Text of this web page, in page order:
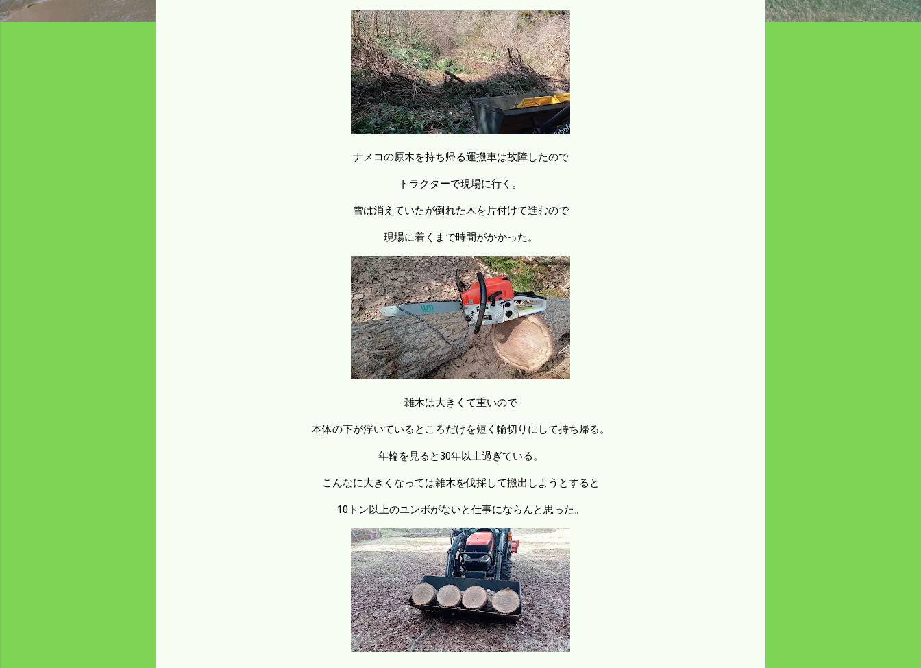
ナメコの原木を持ち帰る運搬車は故障したので
トラクターで現場に行く。
雪は消えていたが倒れた木を片付けて進むので
現場に着くまで時間がかかった。
雑木は大きくて重いので
本体の下が浮いているところだけを短く輪切りにして持ち帰る。
年輪を見ると30年以上過ぎている。
こんなに大きくなっては雑木を伐採して搬出しようとすると
10トン以上のユンボがないと仕事にならんと思った。